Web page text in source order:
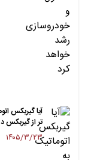
آیا گیربکس
‌تر از
۱۴۰۵/۳/۲۳